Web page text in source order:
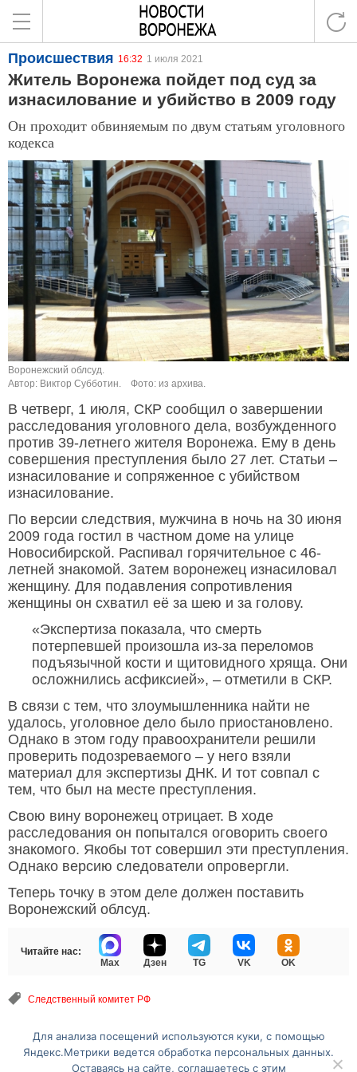
Происшествия 16:32 1 июля 2021
Житель Воронежа пойдет под суд за
изнасилование и убийство в 2009 году
Он проходит обвиняемым по двум статьям уголовного
кодекса
Воронежский облсуд.
Автор: Виктор Субботин.
Фото: из архива.
В четверг, 1 июля, СКР сообщил о завершении
расследования уголовного дела, возбужденного
против 39-летнего жителя Воронежа. Ему в день
совершения преступления было 27 лет. Статьи –
изнасилование и сопряженное с убийством
изнасилование.
По версии следствия, мужчина в ночь на 30 июня
2009 года гостил в частном доме на улице
Новосибирской. Распивал горячительное с 46-
летней знакомой. Затем воронежец изнасиловал
женщину. Для подавления сопротивления
женщины он схватил её за шею и за голову.
«Экспертиза показала, что смерть
потерпевшей произошла из-за переломов
подъязычной кости и щитовидного хряща. Они
осложнились асфиксией», – отметили в СКР.
В связи с тем, что злоумышленника найти не
удалось, уголовное дело было приостановлено.
Однако в этом году правоохранители решили
проверить подозреваемого – у него взяли
материал для экспертизы ДНК. И тот совпал с
тем, что был на месте преступления.
Свою вину воронежец отрицает. В ходе
расследования он попытался оговорить своего
знакомого. Якобы тот совершил эти преступления.
Однако версию следователи опровергли.
Теперь точку в этом деле должен поставить
Воронежский облсуд.
Читайте нас:
Max
Дзен TG VK OK
Следственный комитет РФ
Перейти на полную версию сайта
Для анализа посещений используются куки, с помощью
Яндекс.Метрики ведется обработка персональных данных.
Оставаясь на сайте, соглашаетесь с этим